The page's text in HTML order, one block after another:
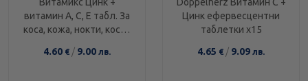
Витамикс Цинк +
витамин А, С, E табл. За
коса, кожа, нокти, кости
4.60 € / 9.00 лв.
Doppelherz Витамин С +
Цинк ефервесцентни
таблетки х15
4.65 € / 9.09 лв.